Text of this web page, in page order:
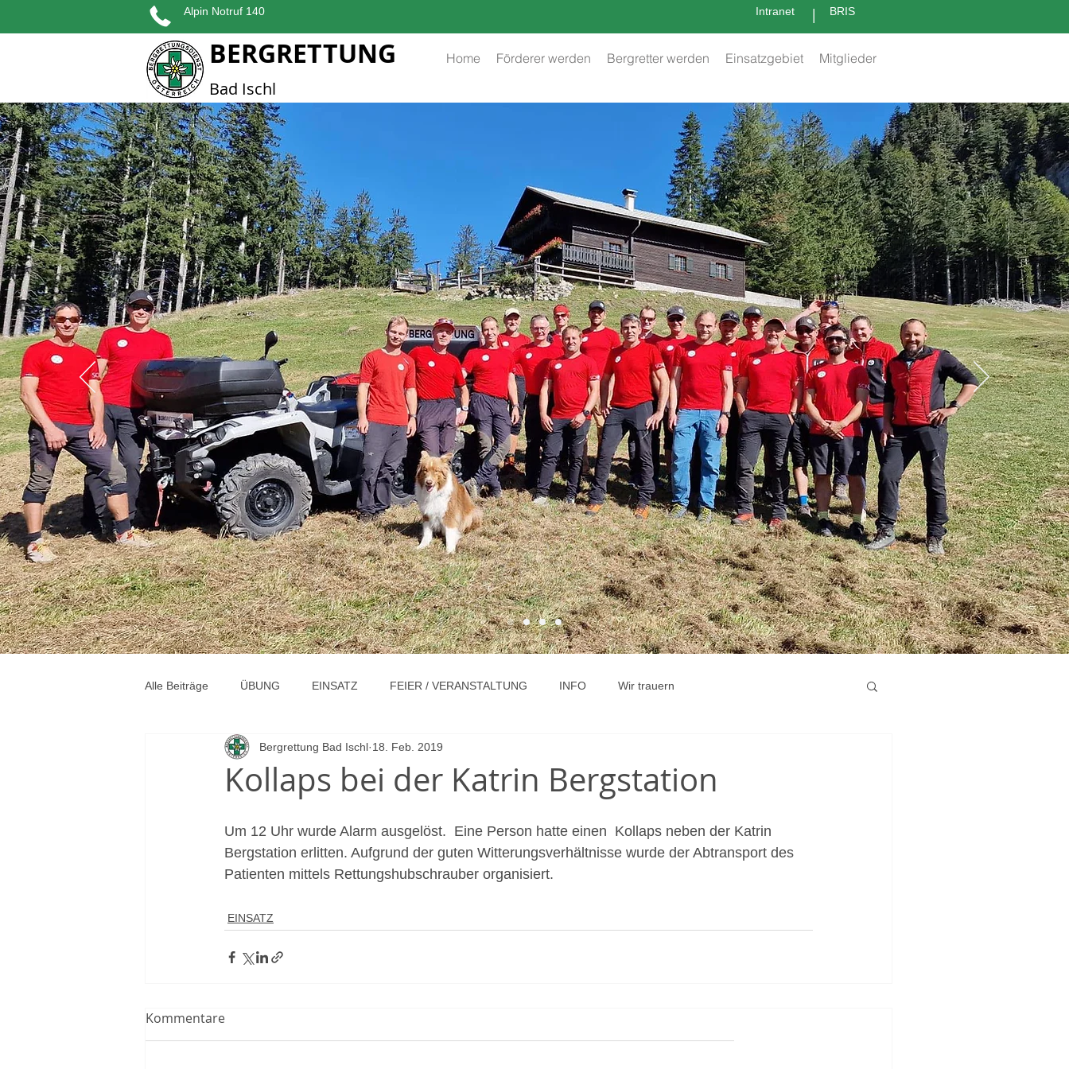
Alpin Notruf 140 Intranet | BRIS
BERGRETTUNG
Bad Ischl
Home Förderer werden Bergretter werden Einsatzgebiet Mitglieder
Alle Beiträge ÜBUNG EINSATZ FEIER / VERANSTALTUNG INFO Wir trauern
Kollaps bei der Katrin Bergstation
Bergrettung Bad Ischl 18. Feb. 2019
Um 12 Uhr wurde Alarm ausgelöst.  Eine Person hatte einen  Kollaps neben der Katrin
Bergstation erlitten. Aufgrund der guten Witterungsverhältnisse wurde der Abtransport des
Patienten mittels Rettungshubschrauber organisiert.
EINSATZ
Kommentare